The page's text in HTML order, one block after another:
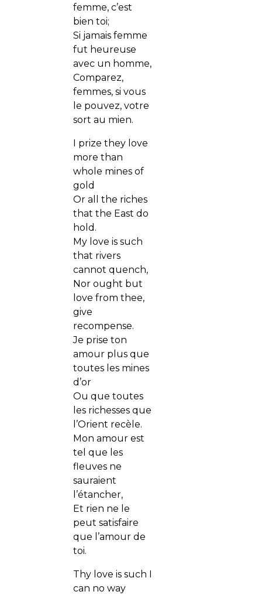
femme, c’est
bien toi;
Si jamais femme
fut heureuse
avec un homme,
Comparez,
femmes, si vous
le pouvez, votre
sort au mien.
I prize they love
more than
whole mines of
gold
Or all the riches
that the East do
hold.
My love is such
that rivers
cannot quench,
Nor ought but
love from thee,
give
recompense.
Je prise ton
amour plus que
toutes les mines
d’or
Ou que toutes
les richesses que
l’Orient recèle.
Mon amour est
tel que les
fleuves ne
sauraient
l’étancher,
Et rien ne le
peut satisfaire
que l’amour de
toi.
Thy love is such I
can no way